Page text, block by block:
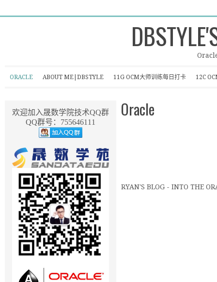
ORACLE ABOUT ME|DBSTYLE 11G OCM大师训练每日打卡 12C
Oracle
RYAN'S BLOG - INTO THE
欢迎加入晟数学院技术QQ群
QQ群号：755646111